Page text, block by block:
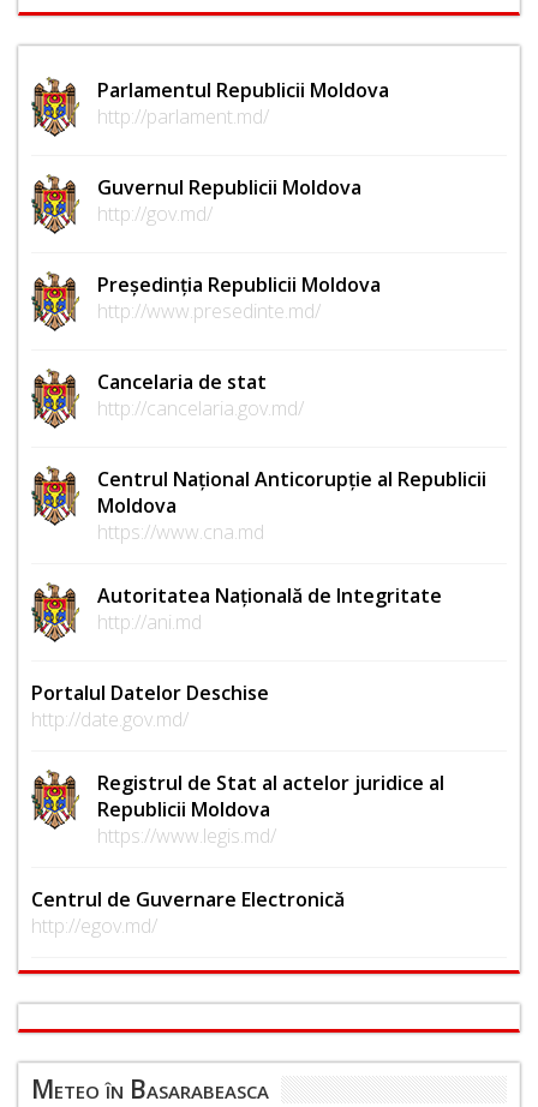
Parlamentul Republicii Moldova
http://parlament.md/
Guvernul Republicii Moldova
http://gov.md/
Președinția Republicii Moldova
http://www.presedinte.md/
Cancelaria de stat
http://cancelaria.gov.md/
Centrul Național Anticorupție al Republicii
Moldova
https://www.cna.md
Autoritatea Națională de Integritate
http://ani.md
Portalul Datelor Deschise
http://date.gov.md/
Registrul de Stat al actelor juridice al
Republicii Moldova
https://www.legis.md/
Centrul de Guvernare Electronică
http://egov.md/
Meteo în Basarabeasca